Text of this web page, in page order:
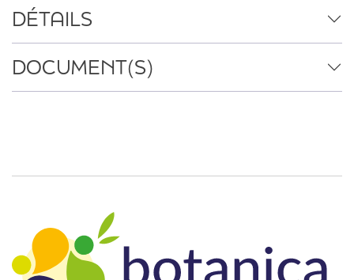
DÉTAILS
DOCUMENT(S)